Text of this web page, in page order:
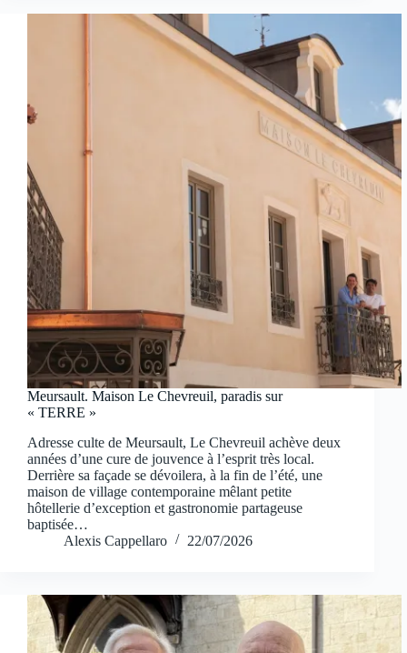
Meursault. Maison Le Chevreuil, paradis sur
« TERRE »
Adresse culte de Meursault, Le Chevreuil achève deux
années d’une cure de jouvence à l’esprit très local.
Derrière sa façade se dévoilera, à la fin de l’été, une
maison de village contemporaine mêlant petite
hôtellerie d’exception et gastronomie partageuse
baptisée…
Alexis Cappellaro
22/07/2026